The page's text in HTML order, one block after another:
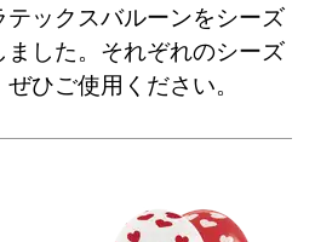
ックスバルーンをシーズ
した。それぞれのシーズ
ひご使用ください。